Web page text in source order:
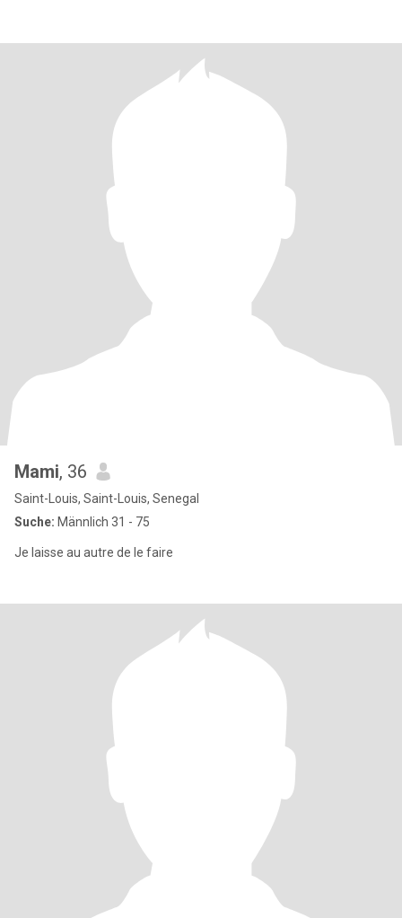
Mami, 36
Saint-Louis, Saint-Louis, Senegal
Suche: Männlich 31 - 75
Je laisse au autre de le faire